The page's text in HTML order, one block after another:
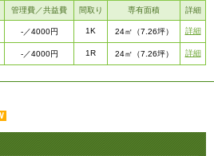
管理費／共益費 間取り 専有面積 詳細
-／4000円 1K 24㎡ （7.26坪） 詳細
-／4000円 1R 24㎡ （7.26坪） 詳細